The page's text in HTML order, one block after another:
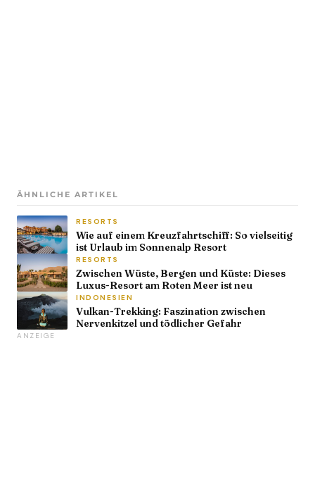
ÄHNLICHE ARTIKEL
RESORTS
Wie auf einem Kreuzfahrtschiff: So vielseitig
ist Urlaub im Sonnenalp Resort
RESORTS
Zwischen Wüste, Bergen und Küste: Dieses
Luxus-Resort am Roten Meer ist neu
INDONESIEN
Vulkan-Trekking: Faszination zwischen
Nervenkitzel und tödlicher Gefahr
ANZEIGE